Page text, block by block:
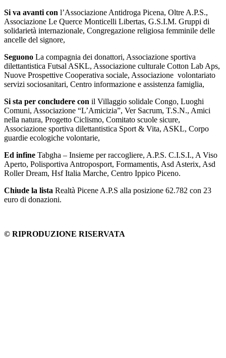
Si va avanti con l’Associazione Antidroga Picena, Oltre A.P.S.,
Associazione Le Querce Monticelli Libertas, G.S.I.M. Gruppi di
solidarietà internazionale, Congregazione religiosa femminile delle
ancelle del signore,
Seguono La compagnia dei donattori, Associazione sportiva
dilettantistica Futsal ASKL, Associazione culturale Cotton Lab Aps,
Nuove Prospettive Cooperativa sociale, Associazione volontariato
servizi sociosanitari, Centro informazione e assistenza famiglia,
Si sta per concludere con il Villaggio solidale Congo, Luoghi
Comuni, Associazione “L’Amicizia”, Ver Sacrum, T.S.N., Amici
nella natura, Progetto Ciclismo, Comitato scuole sicure,
Associazione sportiva dilettantistica Sport & Vita, ASKL, Corpo
guardie ecologiche volontarie,
Ed infine Tabgha – Insieme per raccogliere, A.P.S. C.I.S.I., A Viso
Aperto, Polisportiva Antroposport, Formamentis, Asd Asterix, Asd
Roller Dream, Hsf Italia Marche, Centro Ippico Piceno.
Chiude la lista Realtà Picene A.P.S alla posizione 62.782 con 23
euro di donazioni.
© RIPRODUZIONE RISERVATA